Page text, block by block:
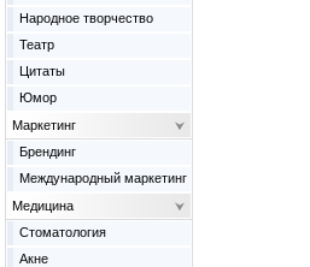
Народное творчество
Театр
Цитаты
Юмор
Маркетинг
Брендинг
Международный маркетинг
Медицина
Cтоматология
Акне